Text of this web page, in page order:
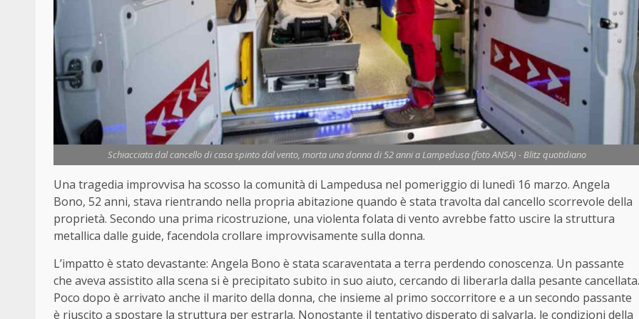
Schiacciata dal cancello di casa spinto dal vento, morta una donna di 52 anni a Lampedusa (foto ANSA) - Blitz quotidiano
Una tragedia improvvisa ha scosso la comunità di Lampedusa nel pomeriggio di lunedì 16 marzo. Angela
Bono, 52 anni, stava rientrando nella propria abitazione quando è stata travolta dal cancello scorrevole della
proprietà. Secondo una prima ricostruzione, una violenta folata di vento avrebbe fatto uscire la struttura
metallica dalle guide, facendola crollare improvvisamente sulla donna.
L’impatto è stato devastante: Angela Bono è stata scaraventata a terra perdendo conoscenza. Un passante
che aveva assistito alla scena si è precipitato subito in suo aiuto, cercando di liberarla dalla pesante cancellata.
Poco dopo è arrivato anche il marito della donna, che insieme al primo soccorritore e a un secondo passante
è riuscito a spostare la struttura per estrarla. Nonostante il tentativo disperato di salvarla, le condizioni della